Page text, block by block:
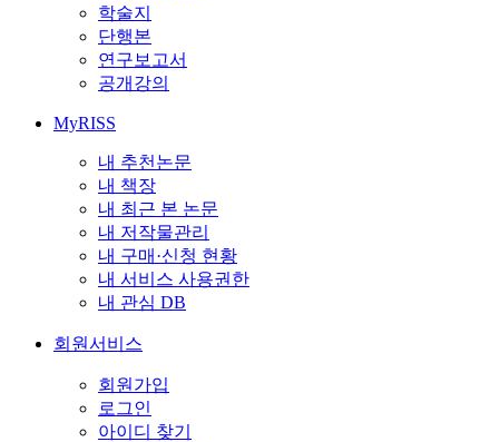
학술지
단행본
연구보고서
공개강의
MyRISS
내 추천논문
내 책장
내 최근 본 논문
내 저작물관리
내 구매·신청 현황
내 서비스 사용권한
내 관심 DB
회원서비스
회원가입
로그인
아이디 찾기